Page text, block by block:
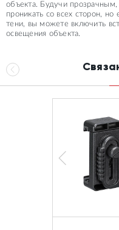
объекта. Будучи
проникать со всех сторон, но
тени, вы можете включить
освещения объекта.